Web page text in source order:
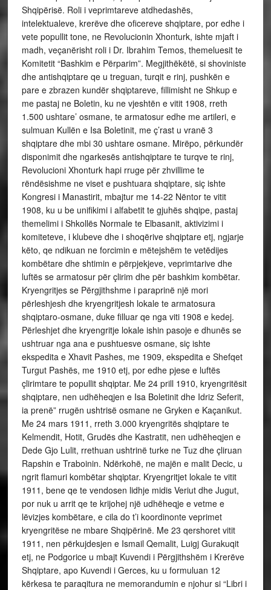
Shqipërisë. Roli i veprimtareve atdhedashës,
intelektualeve, krerëve dhe oficereve shqiptare, por edhe i
vete popullit tone, ne Revolucionin Xhonturk, ishte mjaft i
madh, veçanërisht roli i Dr. Ibrahim Temos, themeluesit te
Komitetit “Bashkim e Përparim”. Megjithëkëtë, si shoviniste
dhe antishqiptare qe u treguan, turqit e rinj, pushkën e
pare e zbrazen kundër shqiptareve, fillimisht ne Shkup e
me pastaj ne Boletin, ku ne vjeshtën e vitit 1908, rreth
1.500 ushtare’ osmane, te armatosur edhe me artileri, e
sulmuan Kullën e Isa Boletinit, me ç’rast u vranë 3
shqiptare dhe mbi 30 ushtare osmane. Mirëpo, përkundër
disponimit dhe ngarkesës antishqiptare te turqve te rinj,
Revolucioni Xhonturk hapi rruge për zhvillime te
rëndësishme ne viset e pushtuara shqiptare, siç ishte
Kongresi i Manastirit, mbajtur me 14-22 Nëntor te vitit
1908, ku u be unifikimi i alfabetit te gjuhës shqipe, pastaj
themelimi i Shkollës Normale te Elbasanit, aktivizimi i
komiteteve, i klubeve dhe i shoqërive shqiptare etj, ngjarje
këto, qe ndikuan ne forcimin e mëtejshëm te vetëdijes
kombëtare dhe shtimin e përpjekjeve, veprimtarive dhe
luftës se armatosur për çlirim dhe për bashkim kombëtar.
Kryengritjes se Përgjithshme i paraprinë një mori
përleshjesh dhe kryengritjesh lokale te armatosura
shqiptaro-osmane, duke filluar qe nga viti 1908 e kedej.
Përleshjet dhe kryengritje lokale ishin pasoje e dhunës se
ushtruar nga ana e pushtuesve osmane, siç ishte
ekspedita e Xhavit Pashes, me 1909, ekspedita e Shefqet
Turgut Pashës, me 1910 etj, por edhe pjese e luftës
çlirimtare te popullit shqiptar. Me 24 prill 1910, kryengritësit
shqiptare, nen udhëheqjen e Isa Boletinit dhe Idriz Seferit,
ia prenë” rrugën ushtrisë osmane ne Gryken e Kaçanikut.
Me 24 mars 1911, rreth 3.000 kryengritës shqiptare te
Kelmendit, Hotit, Grudës dhe Kastratit, nen udhëheqjen e
Dede Gjo Lulit, rrethuan ushtrinë turke ne Tuz dhe çliruan
Rapshin e Traboinin. Ndërkohë, ne majën e malit Decic, u
ngrit flamuri kombëtar shqiptar. Kryengritjet lokale te vitit
1911, bene qe te vendosen lidhje midis Veriut dhe Jugut,
por nuk u arrit qe te krijohej një udhëheqje e vetme e
lëvizjes kombëtare, e cila do t’i koordinonte veprimet
kryengritëse ne mbare Shqipërinë. Me 23 qershoret vitit
1911, nen përkujdesjen e Ismail Qemalit, Luigj Gurakuqit
etj, ne Podgorice u mbajt Kuvendi i Përgjithshëm i Krerëve
Shqiptare, apo Kuvendi i Gerces, ku u formuluan 12
kërkesa te paraqitura ne memorandumin e njohur si “Libri i